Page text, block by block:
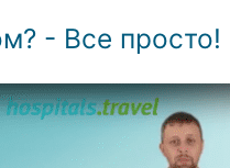
- Все просто!